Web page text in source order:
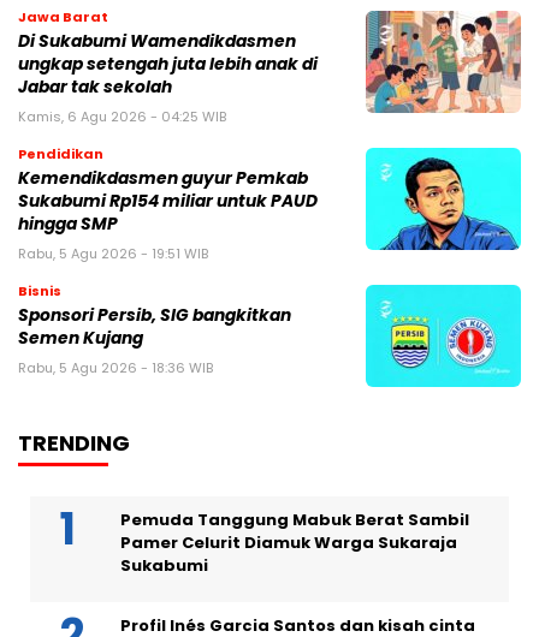
Jawa Barat
Di Sukabumi Wamendikdasmen
ungkap setengah juta lebih anak di
Jabar tak sekolah
Kamis, 6 Agu 2026 - 04:25 WIB
Pendidikan
Kemendikdasmen guyur Pemkab
Sukabumi Rp154 miliar untuk PAUD
hingga SMP
Rabu, 5 Agu 2026 - 19:51 WIB
Bisnis
Sponsori Persib, SIG bangkitkan
Semen Kujang
Rabu, 5 Agu 2026 - 18:36 WIB
TRENDING
Pemuda Tanggung Mabuk Berat Sambil
Pamer Celurit Diamuk Warga Sukaraja
Sukabumi
Profil Inés Garcia Santos dan kisah cinta